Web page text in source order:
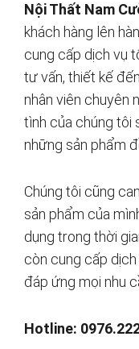
Nội Thất Nam
khách hàng lên
cung cấp dịch vụ
tư vấn, thiết kế
nhân viên chuyên
tình của chúng tôi
những sản phẩm
Chúng tôi cũng
sản phẩm của
dụng trong thời
còn cung cấp
đáp ứng mọi nhu
Hotline: